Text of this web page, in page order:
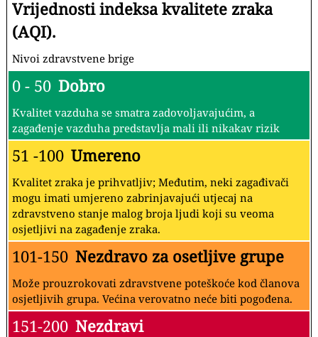
Vrijednosti indeksa kvalitete zraka
(AQI).
Nivoi zdravstvene brige
0 - 50 Dobro
Kvalitet vazduha se smatra zadovoljavajućim, a
zagađenje vazduha predstavlja mali ili nikakav rizik
51 -100 Umereno
Kvalitet zraka je prihvatljiv; Međutim, neki zagađivači
mogu imati umjereno zabrinjavajući utjecaj na
zdravstveno stanje malog broja ljudi koji su veoma
osjetljivi na zagađenje zraka.
101-150 Nezdravo za osetljive grupe
Može prouzrokovati zdravstvene poteškoće kod članova
osjetljivih grupa. Većina verovatno neće biti pogođena.
151-200 Nezdravi